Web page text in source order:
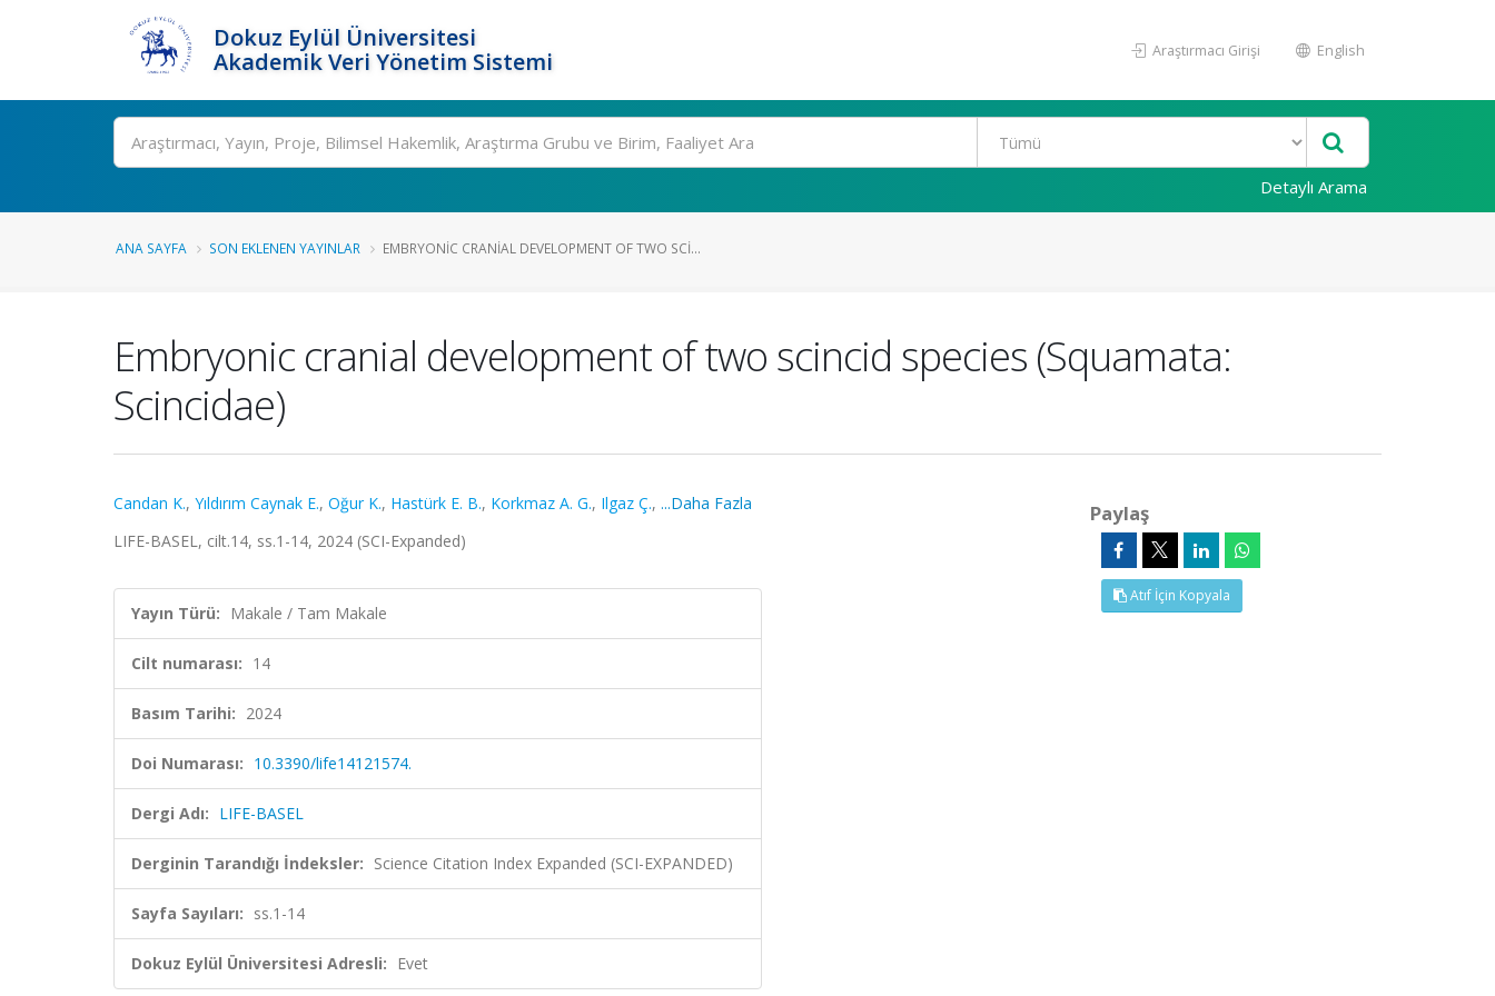
Dokuz Eylül Üniversitesi
Akademik Veri Yönetim Sistemi
Araştırmacı Girişi English
Ara
Detaylı Arama
ANA SAYFA SON EKLENEN YAYINLAR EMBRYONIC CRANIAL DEVELOPMENT OF TWO SCI...
Embryonic cranial development of two scincid species (Squamata:
Scincidae)
Candan K., Yıldırım Caynak E., Oğur K., Hastürk E. B., Korkmaz A. G., Ilgaz Ç., ...Daha Fazla
LIFE-BASEL, cilt.14, ss.1-14, 2024 (SCI-Expanded)
Yayın Türü: Makale / Tam Makale
Cilt numarası: 14
Basım Tarihi: 2024
Doi Numarası: 10.3390/life14121574.
Dergi Adı: LIFE-BASEL
Derginin Tarandığı İndeksler: Science Citation Index Expanded (SCI-EXPANDED)
Sayfa Sayıları: ss.1-14
Dokuz Eylül Üniversitesi Adresli: Evet
Paylaş
Atıf İçin Kopyala